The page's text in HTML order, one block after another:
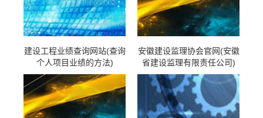
建设工程业绩查询网站(查询
个人项目业绩的方法)
安徽建设监理协会官网(安徽
省建设监理有限责任公司)